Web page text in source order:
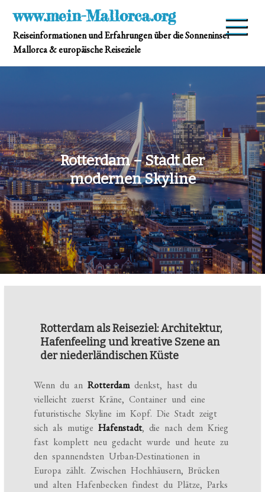
content
www.mein-Mallorca.org
Reiseinformationen und Erfahrungen über die Sonneninsel
Mallorca & europäische Reiseziele
Rotterdam – Stadt der
modernen Skyline
Rotterdam als Reiseziel: Architektur,
Hafenfeeling und kreative Szene an
der niederländischen Küste
Wenn du anRotterdamdenkst, hast du
vielleicht zuerst Kräne, Container und eine
futuristische Skyline im Kopf. Die Stadt zeigt
sich als mutigeHafenstadt, die nach dem Krieg
fast komplett neu gedacht wurde und heute zu
den spannendsten Urban-Destinationen in
Europa zählt. Zwischen Hochhäusern, Brücken
und alten Hafenbecken findest du Plätze, Parks